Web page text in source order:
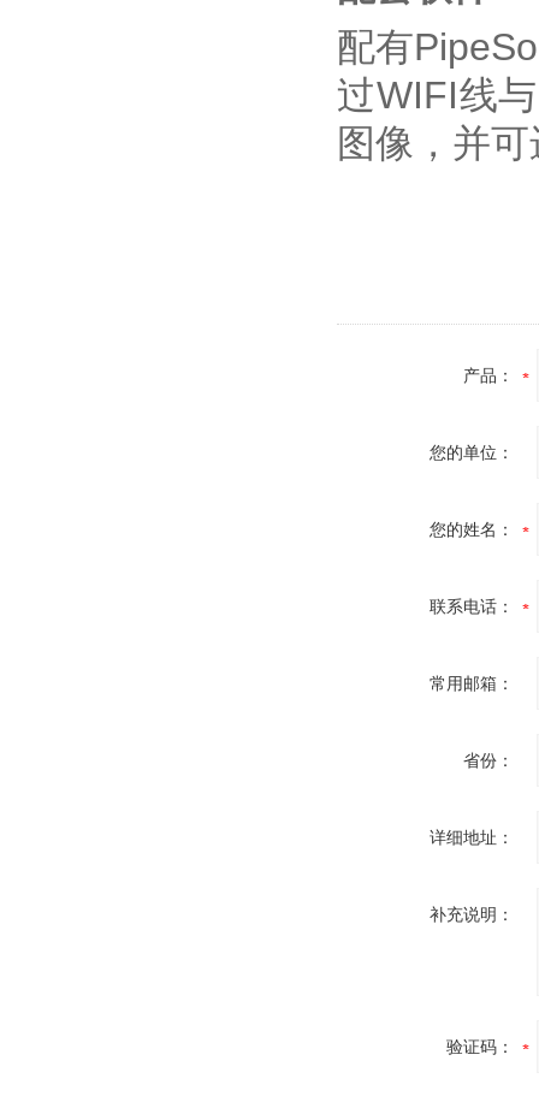
配有
过WIFI线
图像，并
产品：
您的单位：
您的姓名：
联系电话：
常用邮箱：
省份：
详细地址：
补充说明：
验证码：